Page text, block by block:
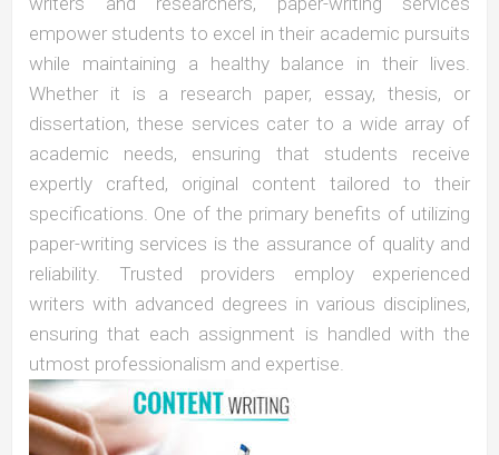
empower students to excel in their academic pursuits
while maintaining a healthy balance in their lives.
Whether it is a research paper, essay, thesis, or
dissertation, these services cater to a wide array of
academic needs, ensuring that students receive
expertly crafted, original content tailored to their
specifications. One of the primary benefits of utilizing
paper-writing services is the assurance of quality and
reliability. Trusted providers employ experienced
writers with advanced degrees in various disciplines,
ensuring that each assignment is handled with the
utmost professionalism and expertise.